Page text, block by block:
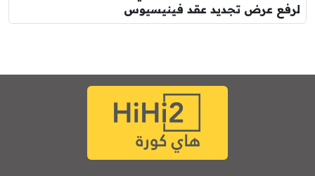
لرفع عرض تجديد عقد فينيسيوس